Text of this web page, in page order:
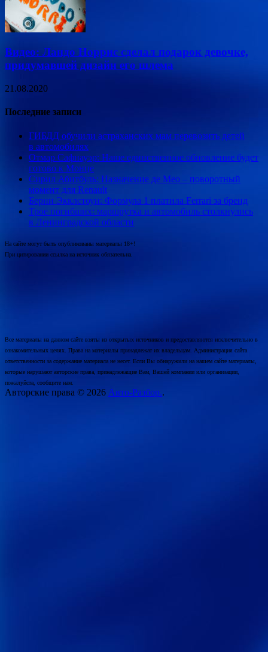
Видео: Ландо Норрис сделал подарок девочке,
придумавшей дизайн его шлема
21.08.2020
Последние записи
ГИБДД обучили астраханских мам перевозить детей
в автомобилях
Отмар Сафнауэр: Наше единственное обновление будет
готово к Монце
Сирил Абитбуль: Назначение де Мео – поворотный
момент для Renault
Берни Экклстоун: Формула 1 платила Ferrari за бренд
Трое погибших: маршрутка и автомобиль столкнулись
в Ленинградской области
На сайте могут быть опубликованы материалы 18+!
При цитировании ссылка на источник обязательна.
Все материалы на данном сайте взяты из открытых источников и предоставляются исключительно в
ознакомительных целях. Права на материалы принадлежат их владельцам. Администрация сайта
ответственности за содержание материала не несет. Если Вы обнаружили на нашем сайте материалы,
которые нарушают авторские права, принадлежащие Вам, Вашей компании или организации,
пожалуйста, сообщите нам.
Авторские права © 2026 Авто-Разбор..